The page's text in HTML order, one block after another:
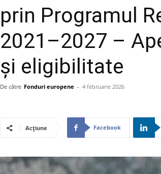
prin Programul
2021–2027 –
și eligibilitate
De către Fonduri europene - 4 februarie 2026
Acțiune Facebook